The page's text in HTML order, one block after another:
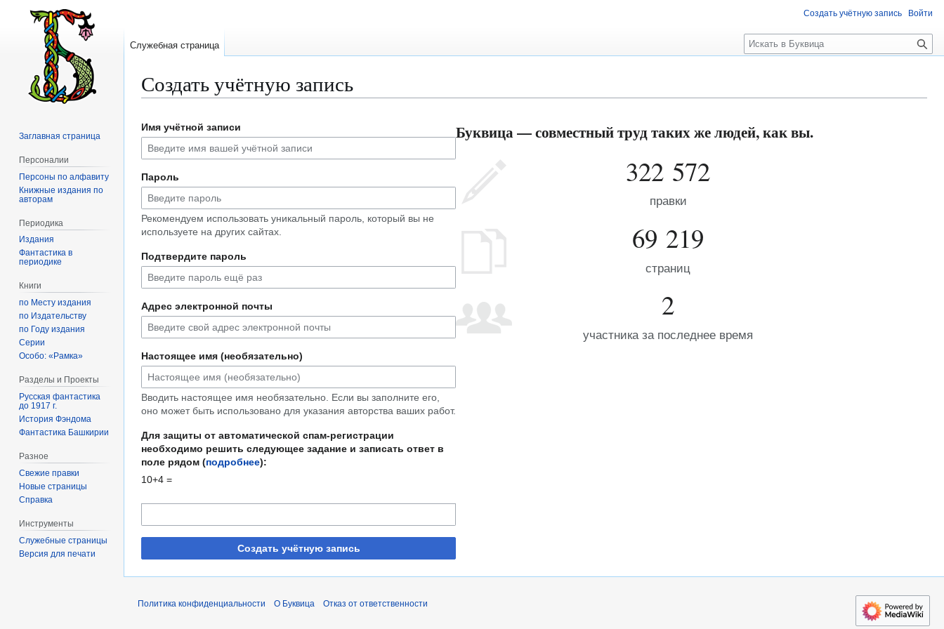
Создать учётную запись
к
навигации
к
поиску
Имя учётной записи
Пароль
Рекомендуем использовать уникальный пароль, который вы не
используете на других сайтах.
Подтвердите пароль
Адрес электронной почты
Настоящее имя (необязательно)
Вводить настоящее имя необязательно. Если вы заполните его,
оно может быть использовано для указания авторства ваших работ.
Для защиты от автоматической спам-регистрации
необходимо решить следующее задание и записать ответ в
поле рядом (подробнее):
10+4 =
Создать учётную запись
Буквица — совместный труд таких же людей, как вы.
322 572
правки
69 219
страниц
2
участника за последнее время
Создать учётную запись Войти
Служебная страница
П
о
к
Заглавная страница
Персоналии
Персоны по алфавиту
Книжные издания по
авторам
Периодика
Издания
Фантастика в
периодике
Книги
по Месту издания
по Издательству
по Году издания
Серии
Особо: «Рамка»
Разделы и Проекты
Русская фантастика
до 1917 г.
История Фэндома
Фантастика Башкирии
Разное
Свежие правки
Новые страницы
Справка
Инструменты
Служебные страницы
Версия для печати
Политика конфиденциальности О Буквица Отказ от ответственности